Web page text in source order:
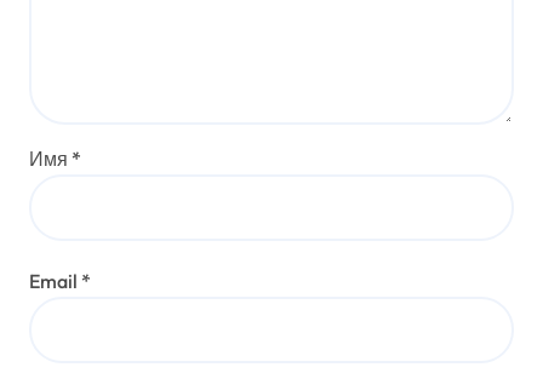
Имя *
Email *